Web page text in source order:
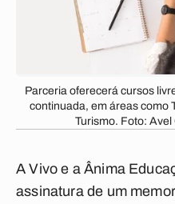
Parceria oferecerá cursos
continuada, em áreas como
Turismo. Foto:
A Vivo e a Ânima
assinatura de um